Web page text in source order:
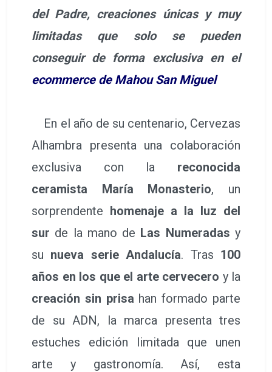
del Padre, creaciones únicas y muy
limitadas que solo se pueden
conseguir de forma exclusiva en el
ecommerce de Mahou San Miguel
En el año de su centenario, Cervezas
Alhambra presenta una colaboración
exclusiva con la reconocida
ceramista María Monasterio, un
sorprendente homenaje a la luz del
sur de la mano de Las Numeradasy
su nueva serie Andalucía. Tras 100
años en los que el arte cervecero y la
creación sin prisa han formado parte
de su ADN, la marca presenta tres
estuches edición limitada que unen
arte y gastronomía. Así, esta